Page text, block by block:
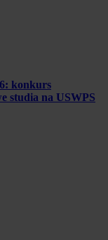
konkurs
studia na USWPS